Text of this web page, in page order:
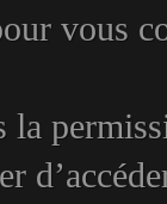
vous
la